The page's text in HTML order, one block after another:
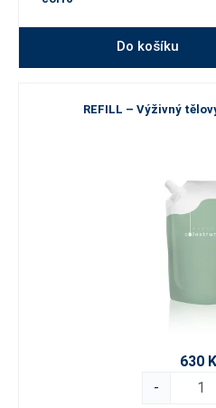
Do košíku
REFILL – Výživný
630
-